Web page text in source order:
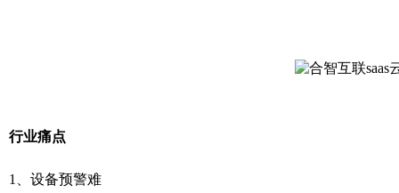
行业痛点
1、设备预警难